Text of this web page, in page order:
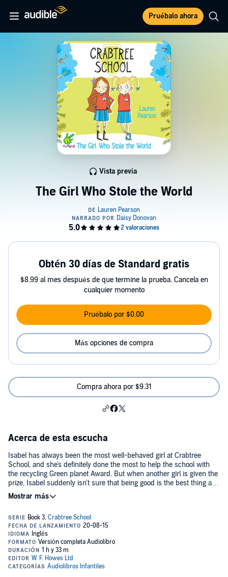
Pruébalo ahora
The Girl Who Stole the World
Vista previa
Obtén 30 días de Standard gratis
$8.99 al mes después de que termine la prueba. Cancela en
cualquier momento
Pruébalo por $0.00
Más opciones de compra
Compra ahora por $9.31
Acerca de esta escucha
Isabel has always been the most well-behaved girl at Crabtree
School, and she's definitely done the most to help the school with
the recycling Green planet Award. But when another girl is given the
prize, Isabel suddenly isn't sure that being good is the best thing any
more. Maybe she should be a little bit naughty for once! And being
naughty is fun, until she does something REALLY bad.©2014 Lauren